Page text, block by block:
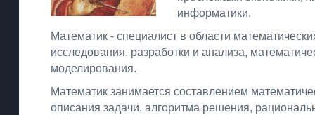
информатики.
Математик - специалист в области
исследования, разработки и анализа,
моделирования.
Математик занимается составлением
описания задачи, алгоритма решения,